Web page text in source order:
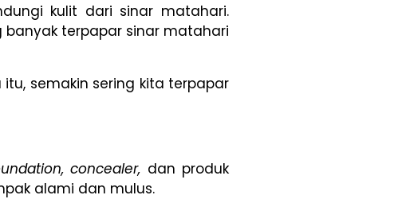
kulit dari sinar matahari.
terpapar sinar matahari
semakin sering kita terpapar
concealer, dan produk
alami dan mulus.